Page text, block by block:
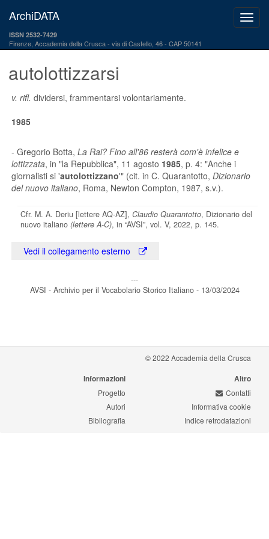
ArchiDATA
ISSN 2532-7429
Firenze, Accademia della Crusca via di Castello, 46 - CAP 50141
autolottizzarsi
v. rifl. dividersi, frammentarsi volontariamente.
1985
- Gregorio Botta, La Rai? Fino all'86 resterà com'è infelice e
lottizzata, in "la Repubblica", 11 agosto 1985, p. 4: "Anche i
giornalisti si 'autolottizzano'" (cit. in C. Quarantotto, Dizionario
del nuovo italiano, Roma, Newton Compton, 1987, s.v.).
Cfr. M. A. Deriu [lettere AQ-AZ], Claudio Quarantotto, Dizionario del
nuovo italiano (lettere A-C), in “AVSI”, vol. V, 2022, p. 145.
Vedi il collegamento esterno
---
AVSI - Archivio per il Vocabolario Storico Italiano - 13/03/2024
© 2022 Accademia della Crusca
Informazioni
Progetto
Autori
Bibliografia
Altro
Contatti
Informativa cookie
Indice retrodatazioni